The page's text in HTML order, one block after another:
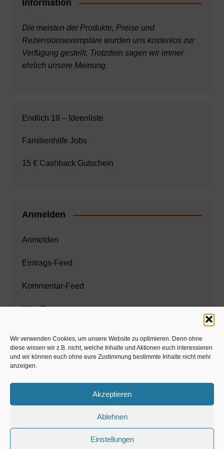
Wir verwenden Cookies, um unsere Website zu optimieren. Denn ohne
diese wissen wir z.B. nicht, welche Inhalte und Aktionen euch interessieren
und wir können euch ohne eure Zustimmung bestimmte Inhalte nicht mehr
anzeigen.
Akzeptieren
Ablehnen
Einstellungen
Information
Die meisten der Produkte, Preise und
Rezensionsexemplare wurden uns kostenlos zur
Verfügung gestellt. Trotzdem sagen wir immer
ehrlich unsere Meinung.
Endlich 18 – Ideenliste
Familienhilfe Jobs
15 € Cashback Gutschein
Anmelden
Anmelden
Eintrags-Feed
Kommentar-Feed
WordPress.org
Zahnarzt München
www.estaregistrierung.org – ESTA
©familös - dieTestfamilie -